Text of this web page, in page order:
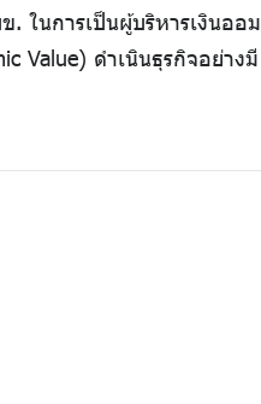
ในการเป็นผู้บริหารเงินออม
Value) ดำเนินธุรกิจอย่างมี